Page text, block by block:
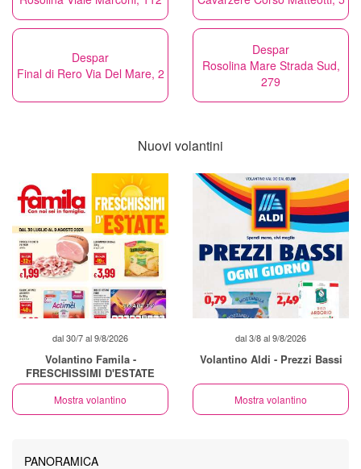
Despar
Final di Rero Via Del Mare, 2
Despar
Rosolina Mare Strada Sud,
279
Nuovi volantini
dal 30/7 al 9/8/2026
Volantino Famila -
FRESCHISSIMI D'ESTATE
Mostra volantino
dal 3/8 al 9/8/2026
Volantino Aldi - Prezzi Bassi
Mostra volantino
PANORAMICA